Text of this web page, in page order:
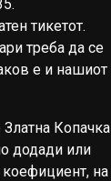
тикетот.
треба да се
е и нашиот
Златна Копачка
додади или
коефициент, на